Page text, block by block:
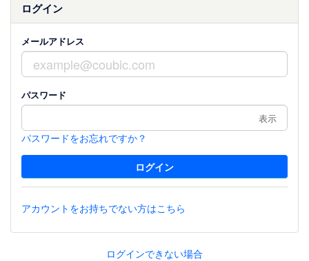
ログイン
メールアドレス
パスワード
表示
パスワードをお忘れですか？
アカウントをお持ちでない方はこちら
ログインできない場合